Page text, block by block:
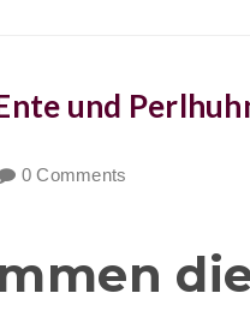
und
0 Comments